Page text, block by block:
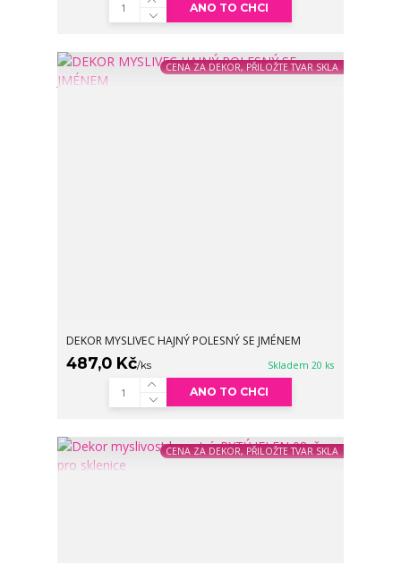
ANO TO CHCI
CENA ZA DEKOR, PŘILOŽTE TVAR SKLA
DEKOR MYSLIVEC HAJNÝ POLESNÝ SE JMÉNEM
487,0 Kč/ks Skladem 20 ks
ANO TO CHCI
CENA ZA DEKOR, PŘILOŽTE TVAR SKLA